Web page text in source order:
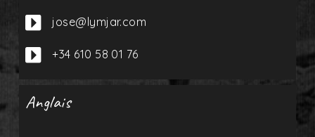
 jose@lymjar.com
 +34 610 58 01 76
Anglais